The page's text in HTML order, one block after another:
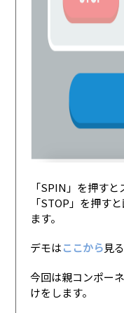
「SPIN」を押す
「STOP」を押す
ます。
デモはここから見
今回は親コンポー
けをします。